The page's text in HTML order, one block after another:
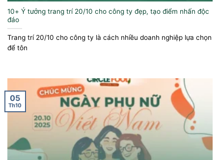
10+ Ý tưởng trang trí 20/10 cho công ty đẹp, tạo điểm nhấn độc
đáo
Trang trí 20/10 cho công ty là cách nhiều doanh nghiệp lựa chọn
để tôn
05
Th10